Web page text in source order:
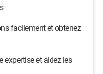
facilement et obtenez
expertise et aidez les